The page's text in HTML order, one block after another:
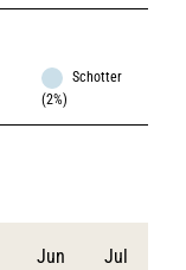
Schotter
(2%)
Jun Jul